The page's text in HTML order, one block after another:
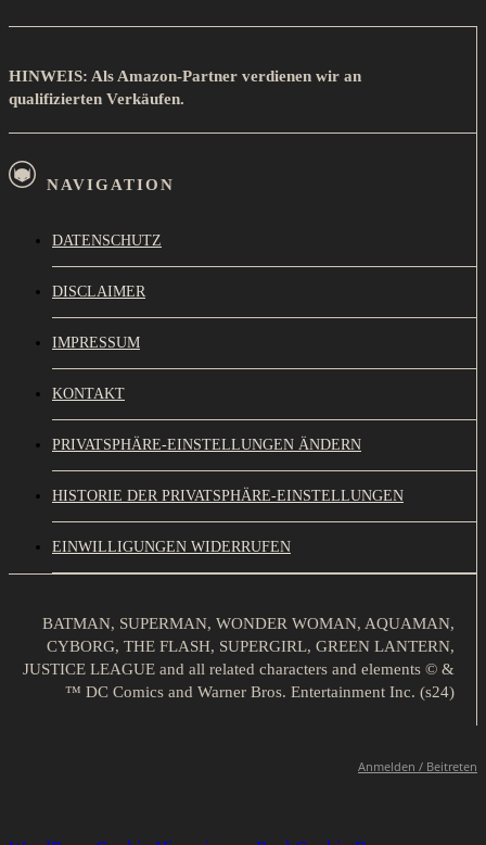
HINWEIS: Als Amazon-Partner verdienen wir an
qualifizierten Verkäufen.
NAVIGATION
DATENSCHUTZ
DISCLAIMER
IMPRESSUM
KONTAKT
PRIVATSPHÄRE-EINSTELLUNGEN ÄNDERN
HISTORIE DER PRIVATSPHÄRE-EINSTELLUNGEN
EINWILLIGUNGEN WIDERRUFEN
BATMAN, SUPERMAN, WONDER WOMAN, AQUAMAN,
CYBORG, THE FLASH, SUPERGIRL, GREEN LANTERN,
JUSTICE LEAGUE and all related characters and elements © &
™ DC Comics and Warner Bros. Entertainment Inc. (s24)
Anmelden / Beitreten